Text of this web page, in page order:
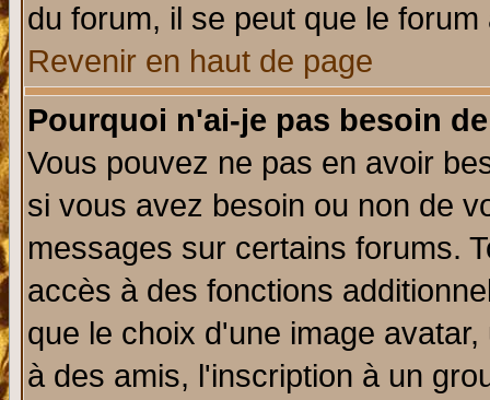
du forum, il se peut que le
Revenir en haut de page
Pourquoi n'ai-je pas besoin
Vous pouvez ne pas en avoir
si vous avez besoin ou non de
messages sur certains forums.
accès à des fonctions
que le choix d'une image
à des amis, l'inscription à un